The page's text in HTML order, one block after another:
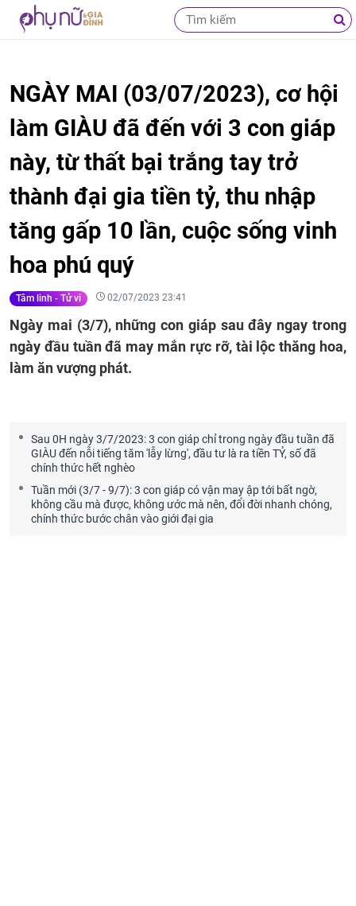
NGÀY MAI (03/07/2023), cơ hội
làm GIÀU đã đến với 3 con giáp
này, từ thất bại trắng tay trở
thành đại gia tiền tỷ, thu nhập
tăng gấp 10 lần, cuộc sống vinh
hoa phú quý
Tâm linh - Tử vi 02/07/2023 23:41
Ngày mai (3/7), những con giáp sau đây ngay trong
ngày đầu tuần đã may mắn rực rỡ, tài lộc thăng hoa,
làm ăn vượng phát.
Sau 0H ngày 3/7/2023: 3 con giáp chỉ trong ngày đầu tuần đã
GIÀU đến nỗi tiếng tăm 'lẫy lừng', đầu tư là ra tiền TỶ, số đã
chính thức hết nghèo
Tuần mới (3/7 - 9/7): 3 con giáp có vận may ập tới bất ngờ,
không cầu mà được, không ước mà nên, đổi đời nhanh chóng,
chính thức bước chân vào giới đại gia